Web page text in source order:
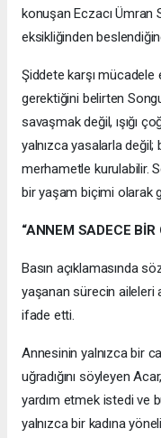
konuşan Eczacı
eksikliğinden
Şiddete karşı mücadele
gerektiğini belirten
savaşmak değil, ışığı
yalnızca yasalarla
merhametle kurulabilir.
bir yaşam biçimi olarak
“ANNEM SADECE
Basın açıklamasında
yaşanan sürecin aileleri
ifade etti.
Annesinin yalnızca bir
uğradığını söyleyen
yardım etmek istedi ve
yalnızca bir kadına